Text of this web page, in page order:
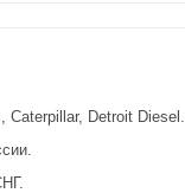
Caterpillar, Detroit Diesel.